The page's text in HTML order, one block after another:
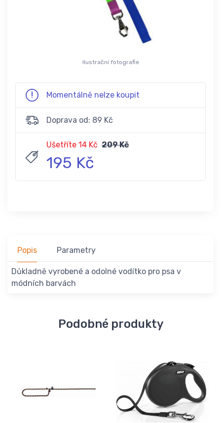
Ilustrační fotografie
Momentálně nelze koupit
Doprava od: 89 Kč
Ušetříte 14 Kč 209 Kč
195 Kč
Popis Parametry
Důkladně vyrobené a odolné vodítko pro psa v
módních barvách
Podobné produkty